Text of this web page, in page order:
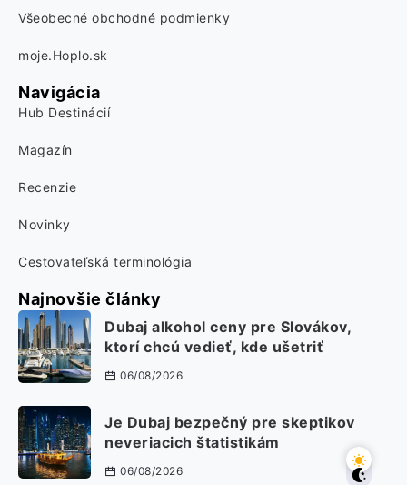
Všeobecné obchodné podmienky
moje.Hoplo.sk
Navigácia
Hub Destinácií
Magazín
Recenzie
Novinky
Cestovateľská terminológia
Najnovšie články
Dubaj alkohol ceny pre Slovákov,
ktorí chcú vedieť, kde ušetriť
06/08/2026
Je Dubaj bezpečný pre skeptikov
neveriacich štatistikám
06/08/2026